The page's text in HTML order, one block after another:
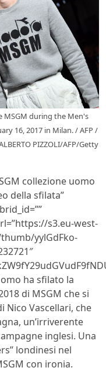
MSGM during the Men's
16, 2017 in Milan. / AFP /
PIZZOLI/AFP/Getty
collezione uomo
della sfilata”
s3.eu-west-
yylGdFko-
ha sfilato la
di MSGM che si
Nico Vascellari, che
un’irriverente
inglesi. Una
londinesi nel
con ironia.